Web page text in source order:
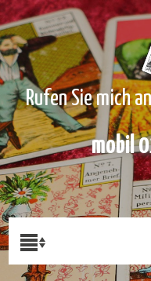
Rufen Sie mich
mobil